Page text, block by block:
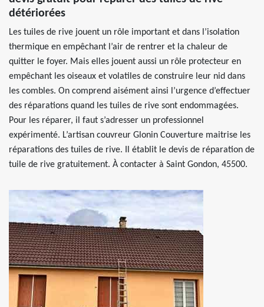
détériorées
Les tuiles de rive jouent un rôle important et dans l’isolation
thermique en empêchant l’air de rentrer et la chaleur de
quitter le foyer. Mais elles jouent aussi un rôle protecteur en
empêchant les oiseaux et volatiles de construire leur nid dans
les combles. On comprend aisément ainsi l’urgence d’effectuer
des réparations quand les tuiles de rive sont endommagées.
Pour les réparer, il faut s’adresser un professionnel
expérimenté. L’artisan couvreur Glonin Couverture maitrise les
réparations des tuiles de rive. Il établit le devis de réparation de
tuile de rive gratuitement. À contacter à Saint Gondon, 45500.